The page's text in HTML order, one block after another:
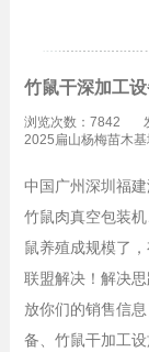
竹鼠干深加工
浏览次数：7842
2025扁山杨梅苗木基
中国广州深圳福
竹鼠肉真空包装机
鼠养殖成规模了
联盟解决！解决
放你们的销售信
备、竹鼠干加工